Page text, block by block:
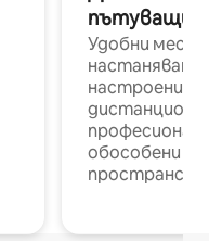
пътуващи
Удобни
настаняване
настроени и
обособени